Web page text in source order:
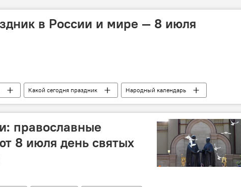
в России и мире — 8 июля
Какой сегодня праздник
Народный календарь
православные праздники
события
Новости
православные
8 июля день святых